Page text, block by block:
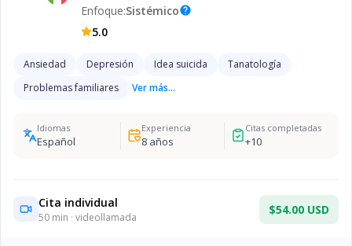
Enfoque:Sistémicohelp
5.0
Ansiedad Depresión Idea suicida
Tanatología
Problemas familiares
Ver más...
Idiomas
Español
Experiencia
8años
Citas completadas
+10
Cita individual
50 min · videollamada
$54.00 USD